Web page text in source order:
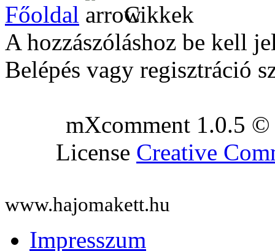
Főoldal
Cikkek
A hozzászóláshoz be kell
Belépés vagy regisztráció
mXcomment 1.0.5
License Creative
www.hajomakett.hu
Impresszum